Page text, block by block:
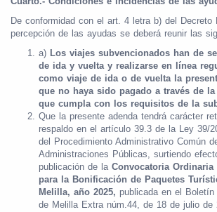
De conformidad con el art. 4 letra b) del Decreto
percepción de las ayudas se deberá reunir las
a) Los viajes subvencionados han de
de ida y vuelta y realizarse en línea
como viaje de ida o de vuelta la
que no haya sido pagado a través de
que cumpla con los requisitos de la
Que la presente adenda tendrá carácter
respaldo en el artículo 39.3 de la Ley 39/
del Procedimiento Administrativo Común
Administraciones Públicas, surtiendo
publicación de la Convocatoria
para la Bonificación de Paquetes
Melilla, año 2025, publicada en el
de Melilla Extra núm.44, de 18 de julio de